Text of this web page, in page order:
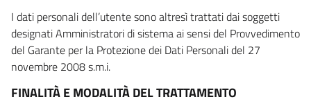
I dati personali dell’utente sono altresì trattati dai soggetti
designati Amministratori di sistema ai sensi del Provvedimento
del Garante per la Protezione dei Dati Personali del 27
novembre 2008 s.m.i.
FINALITÀ E MODALITÀ DEL TRATTAMENTO